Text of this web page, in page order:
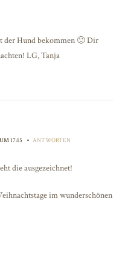
der Hund bekommen 🙂 Dir
LG, Tanja
17:15 • ANTWORTEN
die ausgezeichnet!
im wunderschönen